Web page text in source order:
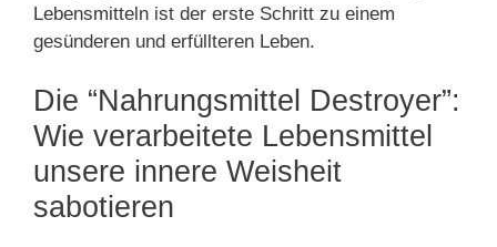
Lebensmitteln ist der erste Schritt zu einem
gesünderen und erfüllteren Leben.
Die “Nahrungsmittel Destroyer”:
Wie verarbeitete Lebensmittel
unsere innere Weisheit
sabotieren